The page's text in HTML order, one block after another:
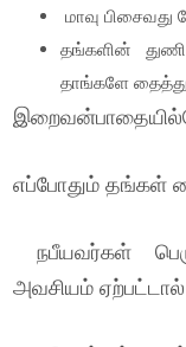
மாவு
தங்களின்
தாங்களே
எப்போதும் தங்கள்
நபீயவர்கள்
அவசியம் ஏற்பட்டால்